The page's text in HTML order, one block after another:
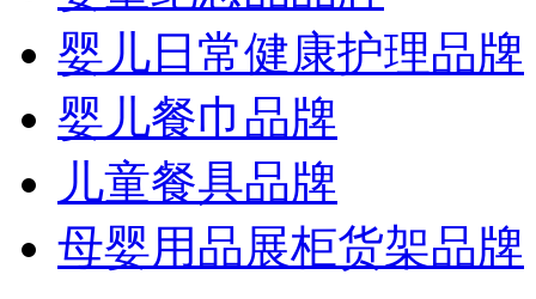
婴儿日常健康护理品牌
婴儿餐巾品牌
儿童餐具品牌
母婴用品展柜货架品牌